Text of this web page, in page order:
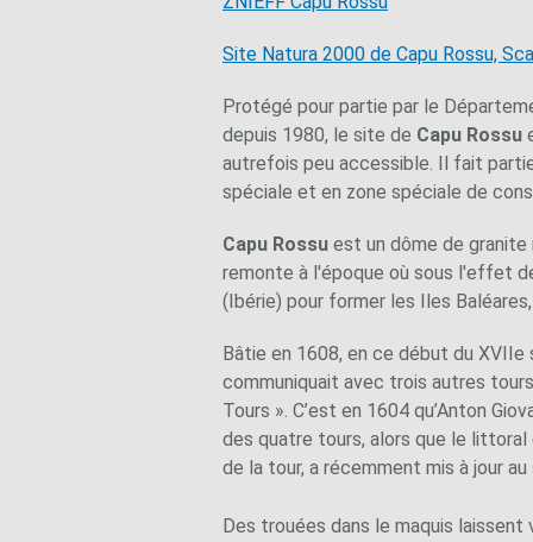
Site Natura 2000 de Capu Rossu,
Protégé pour partie par le
depuis 1980, le site de Capu Rossu
autrefois peu accessible. Il fait
spéciale et en zone spéciale de
Capu Rossu est un dôme de granite
remonte à l'époque où sous l'effet
(Ibérie) pour former les Iles
Bâtie en 1608, en ce début du
communiquait avec trois autres
Tours ». C’est en 1604 qu’Anton
des quatre tours, alors que le littoral
de la tour, a récemment mis à jour
Des trouées dans le maquis